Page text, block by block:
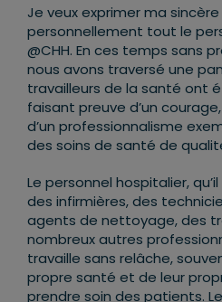
Je veux exprimer ma
personnellement tout le
@CHH. En ces temps sans
nous avons traversé une
travailleurs de la santé ont
faisant preuve d’un
d’un professionnalisme
des soins de santé de
Le personnel hospitalier,
des infirmières, des
agents de nettoyage, des
nombreux autres
travaille sans relâche,
propre santé et de leur
prendre soin des patients.